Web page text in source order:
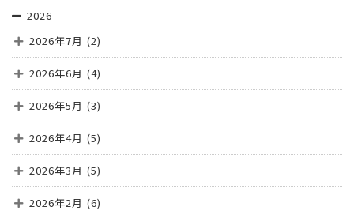
2026
2026年7月 (2)
2026年6月 (4)
2026年5月 (3)
2026年4月 (5)
2026年3月 (5)
2026年2月 (6)